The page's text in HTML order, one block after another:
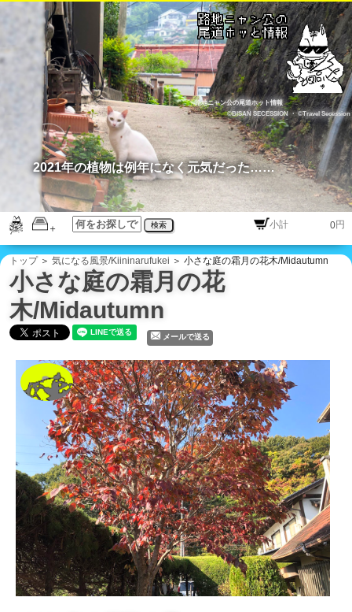
路地ニャン公の尾道ホット情報
©BISAN SECESSION
・©Travel Secession
検索 円
2021年の植物は例年になく元気だった……
トップ＞ 気になる風景/Kiininarufukei ＞ 小さな庭の霜月の花木/Midautumn
小さな庭の霜月の花
木/Midautumn
メールで送る